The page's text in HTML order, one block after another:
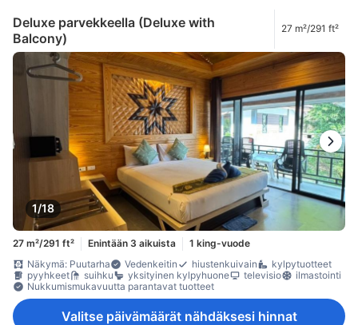
Deluxe parvekkeella (Deluxe with
Balcony)
27 m²/291 ft²
1/18
27 m²/291 ft² Enintään 3 aikuista
1 king-vuode
Näkymä: Puutarha
Vedenkeitin hiustenkuivain
kylpytuotteet
pyyhkeet
suihku yksityinen kylpyhuone televisio
ilmastointi
Nukkumismukavuutta parantavat tuotteet
Valitse päivämäärät nähdäksesi hinnat